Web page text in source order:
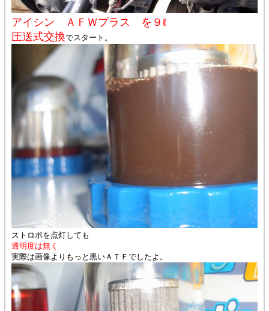
アイシン ＡＦＷプラス を９ℓ
圧送式交換でスタート。
ストロボを点灯しても
透明度は無く
実際は画像よりもっと黒いＡＴＦでしたよ。